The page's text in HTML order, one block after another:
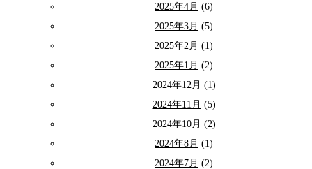
2025年4月 (6)
2025年3月 (5)
2025年2月 (1)
2025年1月 (2)
2024年12月 (1)
2024年11月 (5)
2024年10月 (2)
2024年8月 (1)
2024年7月 (2)